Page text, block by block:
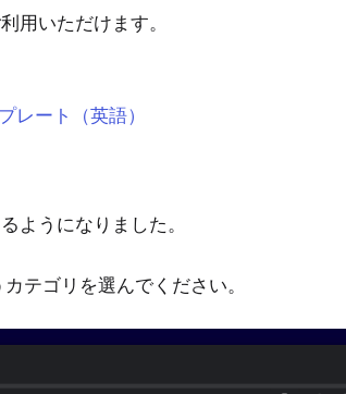
用いただけます。
ート（英語）
ようになりました。
テゴリを選んでください。